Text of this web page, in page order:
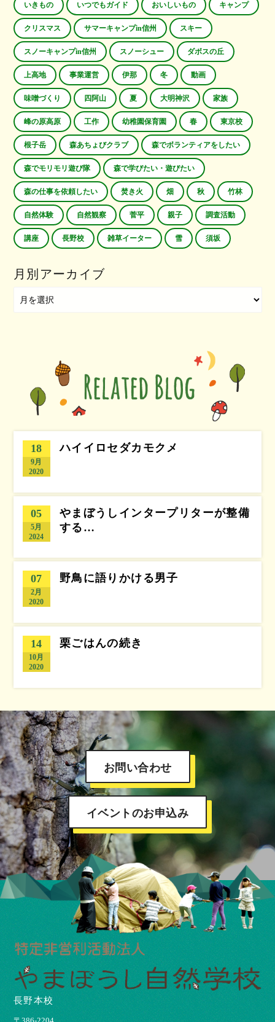
いきもの いつでもガイド おいしいもの キャンプ
クリスマス サマーキャンプin信州 スキー
スノーキャンプin信州 スノーシュー ダボスの丘
上高地 事業運営 伊那 冬 動画
味噌づくり 四阿山 夏 大明神沢 家族
峰の原高原 工作 幼稚園保育園 春 東京校
根子岳 森あちょびクラブ 森でボランティアをしたい
森でモリモリ遊び隊 森で学びたい・遊びたい
森の仕事を依頼したい 焚き火 畑 秋 竹林
自然体験 自然観察 菅平 親子 調査活動
講座 長野校 雑草イーター 雪 須坂
月別アーカイブ
18
9月
2020
ハイイロセダカモクメ
05
5月
2024
やまぼうしインタープリターが整備
する…
07
2月
2020
野鳥に語りかける男子
14
10月
2020
栗ごはんの続き
お問い合わせ
イベントのお申込み
長野本校